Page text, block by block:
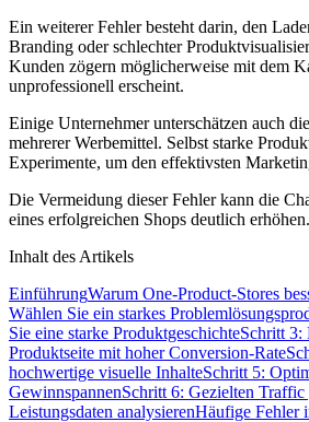
Ein weiterer Fehler besteht darin, den
Branding oder schlechter
Kunden zögern möglicherweise mit dem
unprofessionell erscheint.
Einige Unternehmer unterschätzen auch
mehrerer Werbemittel. Selbst starke
Experimente, um den effektivsten
Die Vermeidung dieser Fehler kann die
eines erfolgreichen Shops deutlich erhöhen.
Inhalt des Artikels
EinführungWarum One-Product-Stores
Wählen Sie ein starkes
Sie eine starke ProduktgeschichteSchritt 3:
Produktseite mit hoher Conversion-Rate
hochwertige visuelle InhalteSchritt 5:
GewinnspannenSchritt 6: Gezielten Traffic
Leistungsdaten analysierenHäufige Fehler